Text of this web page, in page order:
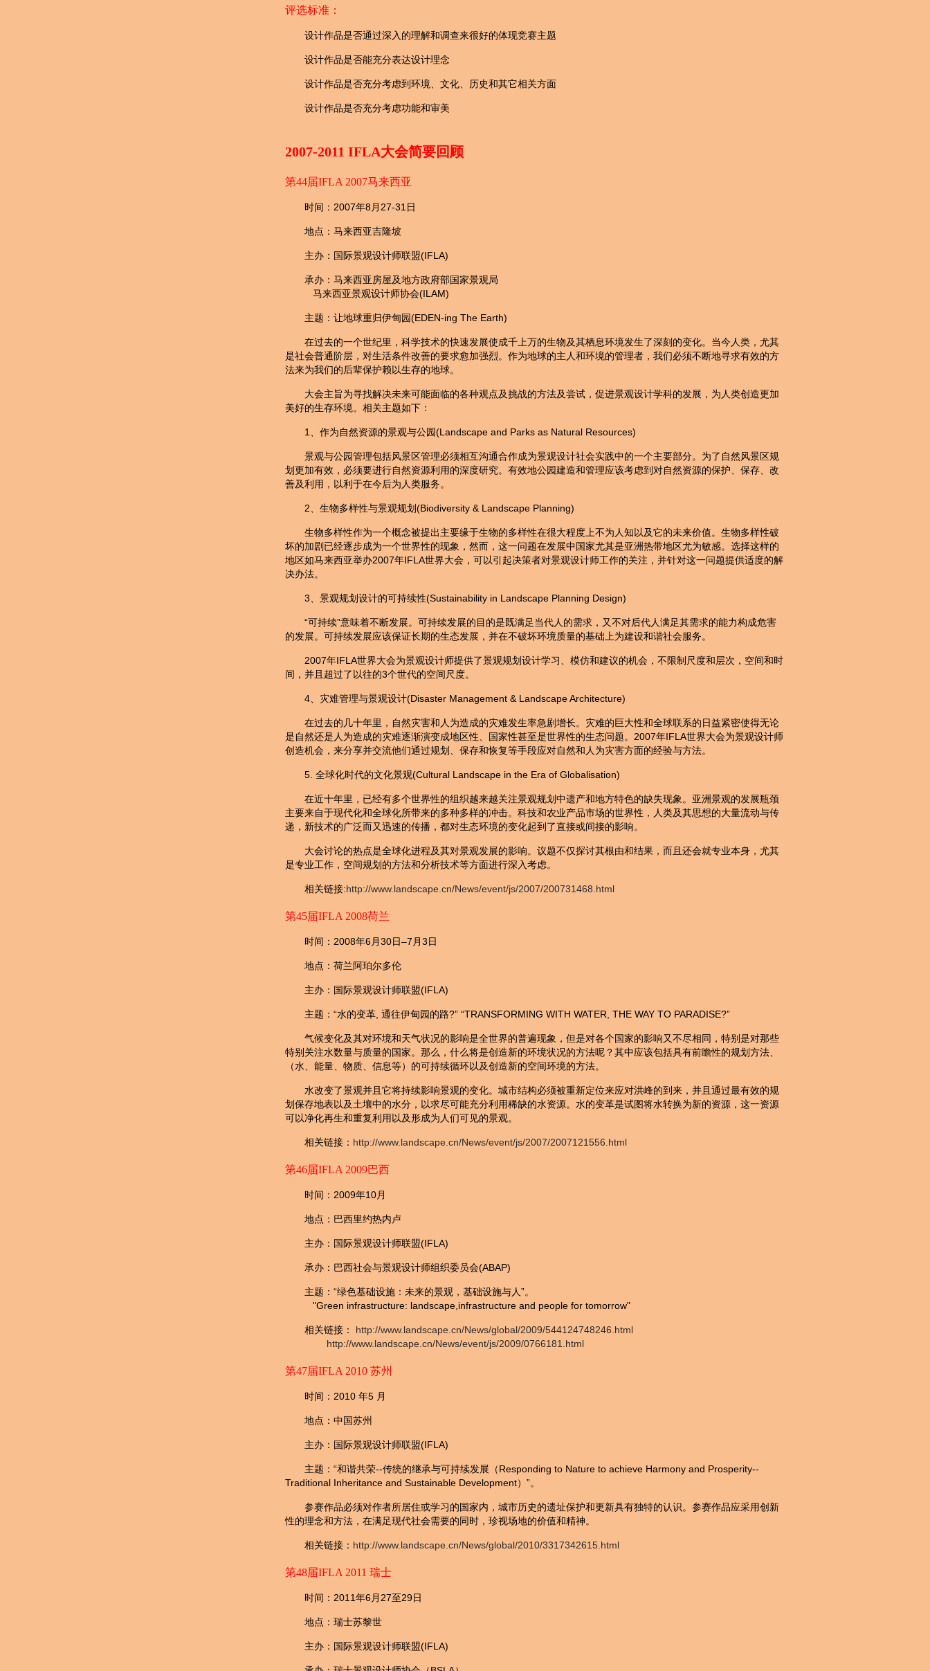
评选标准：
设计作品是否通过深入的理解和调查来很好的体现竞赛主题
设计作品是否能充分表达设计理念
设计作品是否充分考虑到环境、文化、历史和其它相关方面
设计作品是否充分考虑功能和审美
2007-2011 IFLA大会简要回顾
第44届IFLA 2007马来西亚
时间：2007年8月27-31日
地点：马来西亚吉隆坡
主办：国际景观设计师联盟(IFLA)
承办：马来西亚房屋及地方政府部国家景观局
马来西亚景观设计师协会(ILAM)
主题：让地球重归伊甸园(EDEN-ing The Earth)
在过去的一个世纪里，科学技术的快速发展使成千上万的生物及其栖息环境发生了深刻的变化。当今人类，尤其
是社会普通阶层，对生活条件改善的要求愈加强烈。作为地球的主人和环境的管理者，我们必须不断地寻求有效的方
法来为我们的后辈保护赖以生存的地球。
大会主旨为寻找解决未来可能面临的各种观点及挑战的方法及尝试，促进景观设计学科的发展，为人类创造更加
美好的生存环境。相关主题如下：
1、作为自然资源的景观与公园(Landscape and Parks as Natural Resources)
景观与公园管理包括风景区管理必须相互沟通合作成为景观设计社会实践中的一个主要部分。为了自然风景区规
划更加有效，必须要进行自然资源利用的深度研究。有效地公园建造和管理应该考虑到对自然资源的保护、保存、改
善及利用，以利于在今后为人类服务。
2、生物多样性与景观规划(Biodiversity & Landscape Planning)
生物多样性作为一个概念被提出主要缘于生物的多样性在很大程度上不为人知以及它的未来价值。生物多样性破
坏的加剧已经逐步成为一个世界性的现象，然而，这一问题在发展中国家尤其是亚洲热带地区尤为敏感。选择这样的
地区如马来西亚举办2007年IFLA世界大会，可以引起决策者对景观设计师工作的关注，并针对这一问题提供适度的解
决办法。
3、景观规划设计的可持续性(Sustainability in Landscape Planning Design)
“可持续”意味着不断发展。可持续发展的目的是既满足当代人的需求，又不对后代人满足其需求的能力构成危害
的发展。可持续发展应该保证长期的生态发展，并在不破坏环境质量的基础上为建设和谐社会服务。
2007年IFLA世界大会为景观设计师提供了景观规划设计学习、模仿和建议的机会，不限制尺度和层次，空间和时
间，并且超过了以往的3个世代的空间尺度。
4、灾难管理与景观设计(Disaster Management & Landscape Architecture)
在过去的几十年里，自然灾害和人为造成的灾难发生率急剧增长。灾难的巨大性和全球联系的日益紧密使得无论
是自然还是人为造成的灾难逐渐演变成地区性、国家性甚至是世界性的生态问题。2007年IFLA世界大会为景观设计师
创造机会，来分享并交流他们通过规划、保存和恢复等手段应对自然和人为灾害方面的经验与方法。
5. 全球化时代的文化景观(Cultural Landscape in the Era of Globalisation)
在近十年里，已经有多个世界性的组织越来越关注景观规划中遗产和地方特色的缺失现象。亚洲景观的发展瓶颈
主要来自于现代化和全球化所带来的多种多样的冲击。科技和农业产品市场的世界性，人类及其思想的大量流动与传
递，新技术的广泛而又迅速的传播，都对生态环境的变化起到了直接或间接的影响。
大会讨论的热点是全球化进程及其对景观发展的影响。议题不仅探讨其根由和结果，而且还会就专业本身，尤其
是专业工作，空间规划的方法和分析技术等方面进行深入考虑。
相关链接:http://www.landscape.cn/News/event/js/2007/200731468.html
第45届IFLA 2008荷兰
时间：2008年6月30日–7月3日
地点：荷兰阿珀尔多伦
主办：国际景观设计师联盟(IFLA)
主题：“水的变革, 通往伊甸园的路?” “TRANSFORMING WITH WATER, THE WAY TO PARADISE?”
气候变化及其对环境和天气状况的影响是全世界的普遍现象，但是对各个国家的影响又不尽相同，特别是对那些
特别关注水数量与质量的国家。那么，什么将是创造新的环境状况的方法呢？其中应该包括具有前瞻性的规划方法、
（水、能量、物质、信息等）的可持续循环以及创造新的空间环境的方法。
水改变了景观并且它将持续影响景观的变化。城市结构必须被重新定位来应对洪峰的到来，并且通过最有效的规
划保存地表以及土壤中的水分，以求尽可能充分利用稀缺的水资源。水的变革是试图将水转换为新的资源，这一资源
可以净化再生和重复利用以及形成为人们可见的景观。
相关链接： http://www.landscape.cn/News/event/js/2007/2007121556.html
第46届IFLA 2009巴西
时间：2009年10月
地点：巴西里约热内卢
主办：国际景观设计师联盟(IFLA)
承办：巴西社会与景观设计师组织委员会(ABAP)
主题：“绿色基础设施：未来的景观，基础设施与人”。
"Green infrastructure: landscape,infrastructure and people for tomorrow"
相关链接： http://www.landscape.cn/News/global/2009/544124748246.html
http://www.landscape.cn/News/event/js/2009/0766181.html
第47届IFLA 2010 苏州
时间：2010 年5 月
地点：中国苏州
主办：国际景观设计师联盟(IFLA)
主题：“和谐共荣--传统的继承与可持续发展（Responding to Nature to achieve Harmony and Prosperity--
Traditional Inheritance and Sustainable Development）”。
参赛作品必须对作者所居住或学习的国家内，城市历史的遗址保护和更新具有独特的认识。参赛作品应采用创新
性的理念和方法，在满足现代社会需要的同时，珍视场地的价值和精神。
相关链接： http://www.landscape.cn/News/global/2010/3317342615.html
第48届IFLA 2011 瑞士
时间：2011年6月27至29日
地点：瑞士苏黎世
主办：国际景观设计师联盟(IFLA)